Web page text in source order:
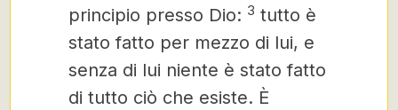
principio presso Dio: 3 tutto è
stato fatto per mezzo di lui, e
senza di lui niente è stato fatto
di tutto ciò che esiste. È